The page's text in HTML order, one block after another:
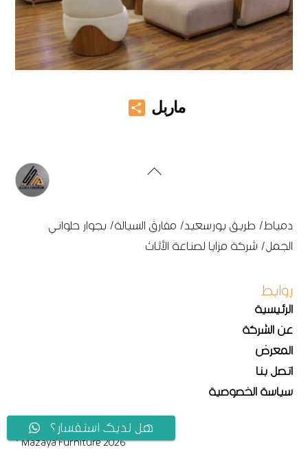
ماربل Share
Back
دمياط/ طريق بورسعيد/ مفارق السيالة/ بجوار حلواني
الجمل/ شركة مزايا لصناعة الأثاث
روابط
الرئيسية
عن الشركة
المعرض
اتصل بنا
سياسة الخصوصية
© Mazaya Furniture 2026
هل لديك استفسار؟